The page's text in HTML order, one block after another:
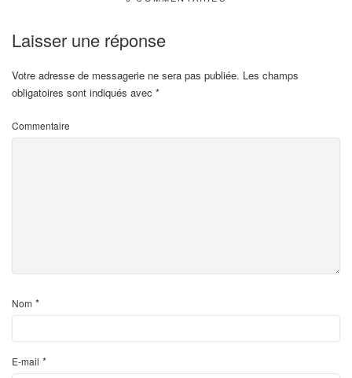
Laisser une réponse
Votre adresse de messagerie ne sera pas publiée. Les champs
obligatoires sont indiqués avec *
Commentaire
Nom *
E-mail *